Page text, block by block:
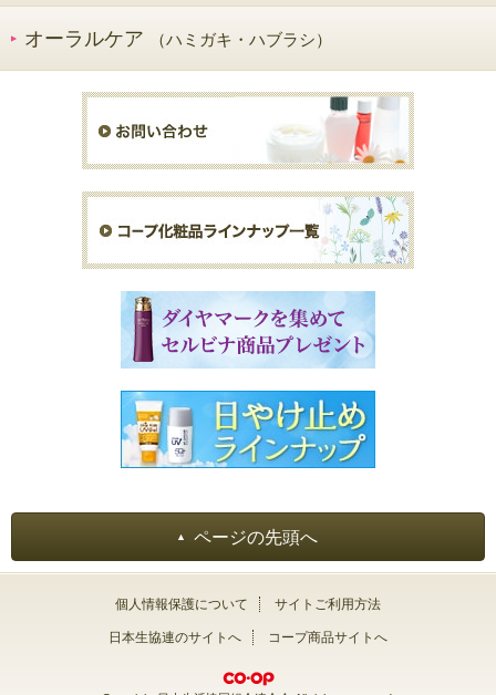
オーラルケア （ハミガキ・ハブラシ）
ページの先頭へ
個人情報保護について サイトご利用方法
日本生協連のサイトへ コープ商品サイトへ